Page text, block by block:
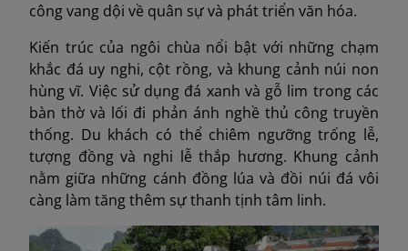
công vang dội về quân sự và phát triển văn hóa.
Kiến trúc của ngôi chùa nổi bật với những chạm
khắc đá uy nghi, cột rồng, và khung cảnh núi non
hùng vĩ. Việc sử dụng đá xanh và gỗ lim trong các
bàn thờ và lối đi phản ánh nghề thủ công truyền
thống. Du khách có thể chiêm ngưỡng trống lễ,
tượng đồng và nghi lễ thắp hương. Khung cảnh
nằm giữa những cánh đồng lúa và đồi núi đá vôi
càng làm tăng thêm sự thanh tịnh tâm linh.